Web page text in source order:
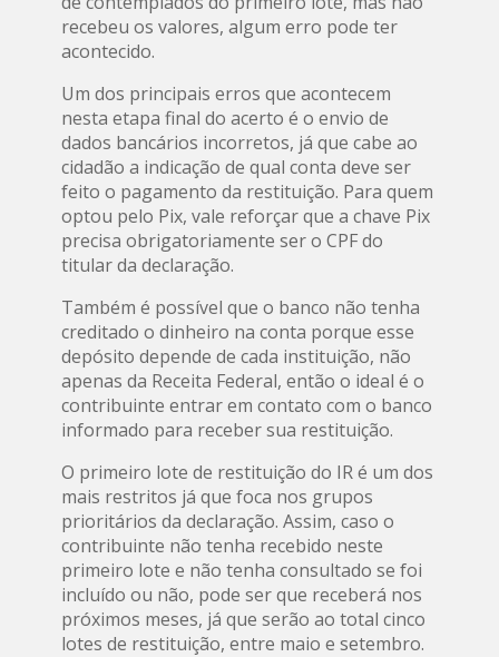
recebeu os valores, algum erro pode ter
acontecido.
Um dos principais erros que acontecem
nesta etapa final do acerto é o envio de
dados bancários incorretos, já que cabe ao
cidadão a indicação de qual conta deve ser
feito o pagamento da restituição. Para quem
optou pelo Pix, vale reforçar que a chave Pix
precisa obrigatoriamente ser o CPF do
titular da declaração.
Também é possível que o banco não tenha
creditado o dinheiro na conta porque esse
depósito depende de cada instituição, não
apenas da Receita Federal, então o ideal é o
contribuinte entrar em contato com o banco
informado para receber sua restituição.
O primeiro lote de restituição do IR é um dos
mais restritos já que foca nos grupos
prioritários da declaração. Assim, caso o
contribuinte não tenha recebido neste
primeiro lote e não tenha consultado se foi
incluído ou não, pode ser que receberá nos
próximos meses, já que serão ao total cinco
lotes de restituição, entre maio e setembro.